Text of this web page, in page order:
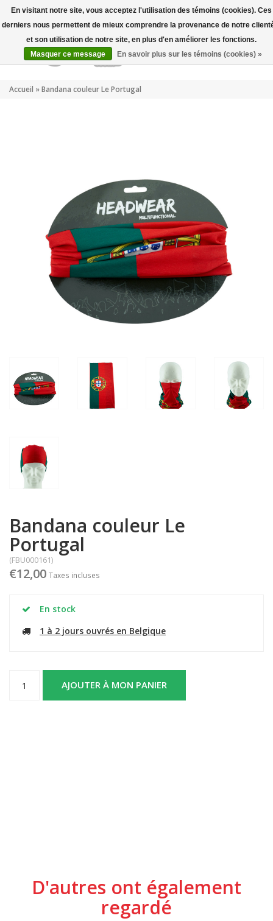
Mon compte FR
Accueil »Bandana couleur Le Portugal
Bandana couleur Le
Portugal
(FBU000161)
€12,00 Taxes incluses
En stock
1 à 2 jours ouvrés en Belgique
AJOUTER À MON PANIER
D'autres ont également
regardé
En visitant notre site, vous acceptez l'utilisation des témoins (cookies). Ces
derniers nous permettent de mieux comprendre la provenance de notre
et son utilisation de notre site, en plus d'en améliorer les fonctions.
Masquer ce message
En savoir plus sur les témoins (cookies) »